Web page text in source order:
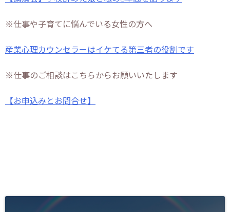
※仕事や子育てに悩んでいる女性の方へ
産業心理カウンセラーはイケてる第三者の役割です
※仕事のご相談はこちらからお願いいたします
【お申込みとお問合せ】